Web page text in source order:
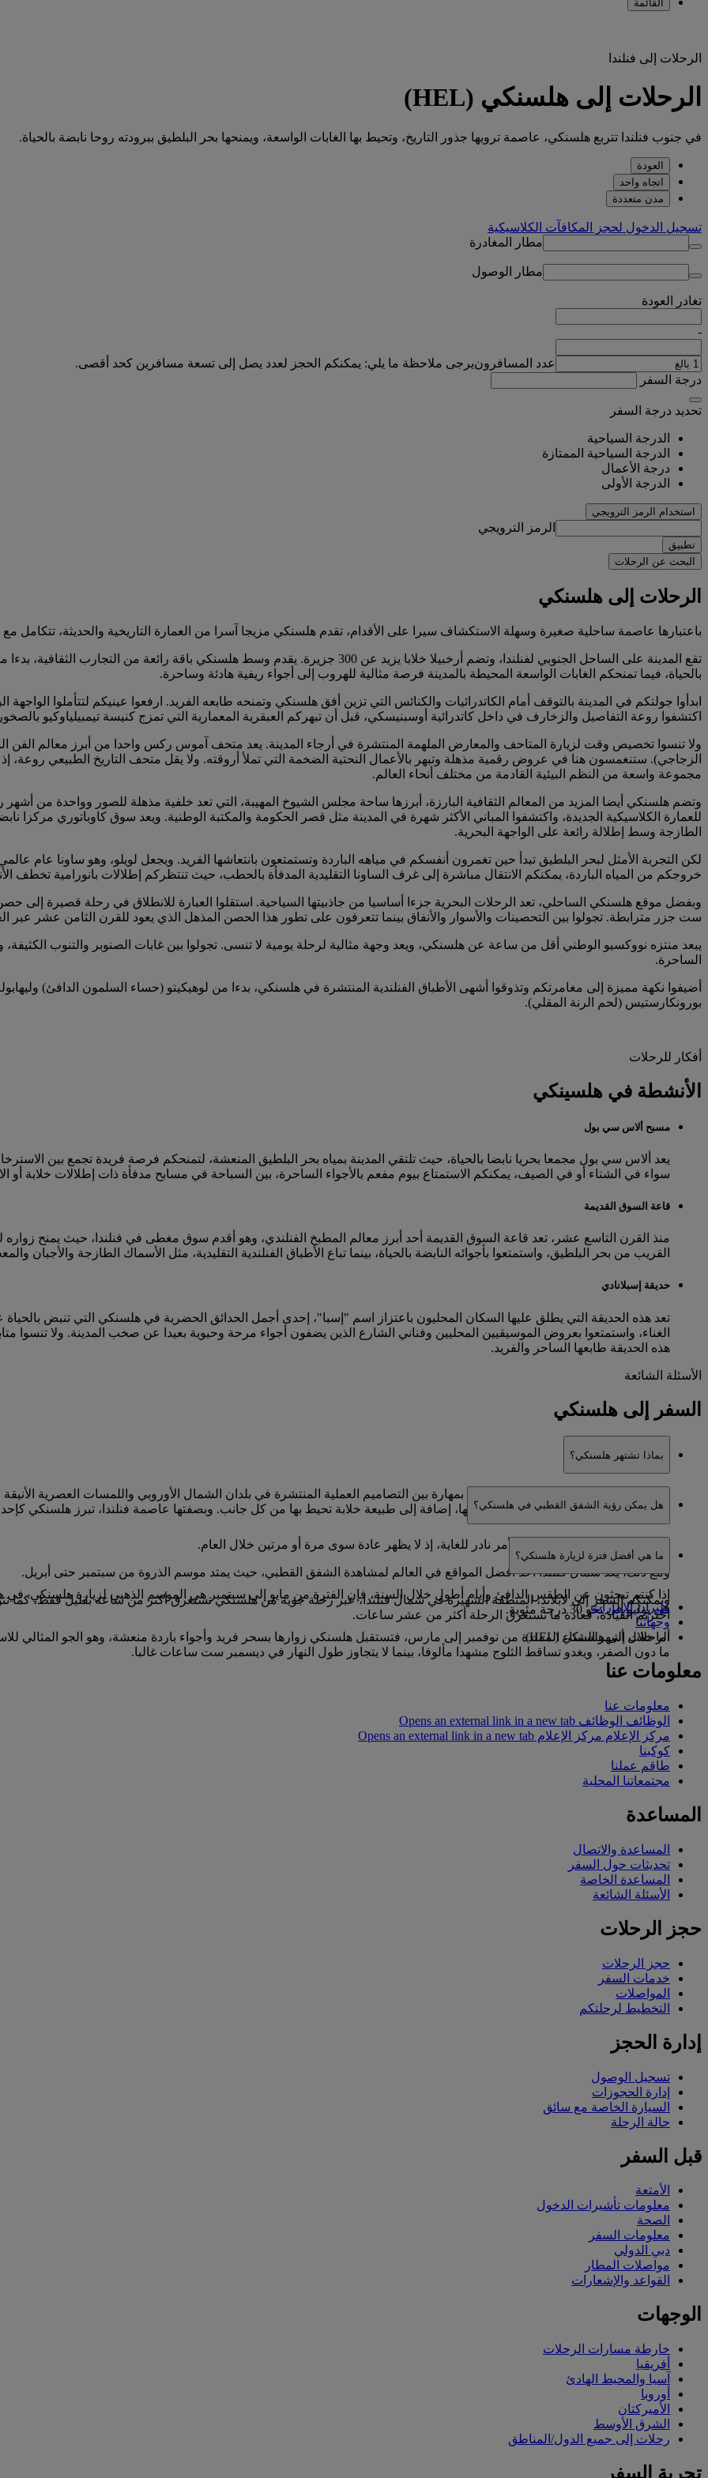
القائمة
الرحلات إلى فنلندا
الرحلات إلى هلسنكي (HEL)
في جنوب فنلندا تتربع هلسنكي، عاصمة ترويها جذور التاريخ، وتحيط بها الغابات الواسعة، ويمنحها بحر البلطيق ببرودته روحا نابضة بالحياة.
العودة
اتجاه واحد
مدن متعددة
تسجيل الدخول لحجز المكافآت الكلاسيكية
مطار المغادرة
مطار الوصول
تغادر العودة
-
عدد المسافرونيرجى ملاحظة ما يلي: يمكنكم الحجز لعدد يصل إلى تسعة مسافرين كحد أقصى.
درجة السفر
تحديد درجة السفر
الدرجة السياحية
الدرجة السياحية الممتازة
درجة الأعمال
الدرجة الأولى
استخدام الرمز الترويجي
الرمز الترويجي
تطبيق
البحث عن الرحلات
الرحلات إلى هلسنكي
باعتبارها عاصمة ساحلية صغيرة وسهلة الاستكشاف سيرا على الأقدام، تقدم هلسنكي مزيجا آسرا من العمارة التاريخية والحديثة، تتكامل
تقع المدينة على الساحل الجنوبي لفنلندا، وتضم أرخبيلا خلابا يزيد عن 300 جزيرة. يقدم وسط هلسنكي
بالحياة، فيما تمنحكم الغابات الواسعة المحيطة بالمدينة فرصة مثالية للهروب إلى أجواء ريفية هادئة وساحرة.
ابدأوا جولتكم في المدينة بالتوقف أمام الكاتدرائيات والكنائس التي تزين أفق هلسنكي وتمنحه طابعه الفريد. ارفعوا عينيكم لتتأملوا
اكتشفوا روعة التفاصيل والزخارف في داخل كاتدرائية أوسبنيسكي، قبل أن تبهركم العبقرية المعمارية التي تمزج كنيسة تيمبيلياوكيو
ولا تنسوا تخصيص وقت لزيارة المتاحف والمعارض الملهمة المنتشرة في أرجاء المدينة. يعد متحف آموس ركس واحدا من أبرز معالم الفن
الزجاجي). ستنغمسون هنا في عروض رقمية مذهلة وتبهر بالأعمال النحتية الضخمة التي تملأ أروقته. ولا يقل متحف التاريخ الطبيعي روعة،
مجموعة واسعة من النظم البيئية القادمة من مختلف أنحاء العالم.
وتضم هلسنكي أيضا المزيد من المعالم الثقافية البارزة، أبرزها ساحة مجلس الشيوخ المهيبة، التي تعد خلفية مذهلة للصور وواحدة من
للعمارة الكلاسيكية الجديدة، واكتشفوا المباني الأكثر شهرة في المدينة مثل قصر الحكومة والمكتبة الوطنية. ويعد سوق كاوباتوري مركزا
الطازجة وسط إطلالة رائعة على الواجهة البحرية.
لكن التجربة الأمثل لبحر البلطيق تبدأ حين تغمرون أنفسكم في مياهه الباردة وتستمتعون بانتعاشها الفريد. ويجعل لويلو، وهو ساونا عام
خروجكم من المياه الباردة، يمكنكم الانتقال مباشرة إلى غرف الساونا التقليدية المدفأة بالحطب، حيث تنتظركم إطلالات بانورامية تخطف
وبفضل موقع هلسنكي الساحلي، تعد الرحلات البحرية جزءا أساسيا من جاذبيتها السياحية. استقلوا العبارة للانطلاق في رحلة قصيرة إلى حصن
ست جزر مترابطة. تجولوا بين التحصينات والأسوار والأنفاق بينما تتعرفون على تطور هذا الحصن المذهل الذي يعود للقرن الثامن عشر عبر
يبعد منتزه نووكسيو الوطني أقل من ساعة عن هلسنكي، ويعد وجهة مثالية لرحلة يومية لا تنسى. تجولوا بين غابات الصنوبر والتنوب الكثيفة،
الساحرة.
أضيفوا نكهة مميزة إلى مغامرتكم وتذوقوا أشهى الأطباق الفنلندية المنتشرة في هلسنكي، بدءا من لوهيكيتو (حساء السلمون الدافئ)
بورونكارستيس (لحم الرنة المقلي).
أفكار للرحلات
الأنشطة في هلسينكي
مسبح ألاس سي بول
يعد ألاس سي بول مجمعا بحريا نابضا بالحياة، حيث تلتقي المدينة بمياه بحر البلطيق المنعشة، لتمنحكم فرصة فريدة تجمع بين
سواء في الشتاء أو في الصيف، يمكنكم الاستمتاع بيوم مفعم بالأجواء الساحرة، بين السباحة في مسابح مدفأة ذات إطلالات خلابة
قاعة السوق القديمة
منذ القرن التاسع عشر، تعد قاعة السوق القديمة أحد أبرز معالم المطبخ الفنلندي، وهو أقدم سوق مغطى في فنلندا، حيث يمنح زواره
القريب من بحر البلطيق، واستمتعوا بأجوائه النابضة بالحياة، بينما تباع الأطباق الفنلندية التقليدية، مثل الأسماك الطازجة والأجبان
حديقة إسبلانادي
تعد هذه الحديقة التي يطلق عليها السكان المحليون باعتزاز اسم "إسبا"، إحدى أجمل الحدائق الحضرية في هلسنكي التي تنبض
الغناء، واستمتعوا بعروض الموسيقيين المحليين وفناني الشارع الذين يضفون أجواء مرحة وحيوية بعيدا عن صخب المدينة. ولا تنسوا
هذه الحديقة طابعها الساحر والفريد.
الأسئلة الشائعة
السفر إلى هلسنكي
بماذا تشتهر هلسنكي؟
تتفرد هلسنكي بعمارتها اللافتة التي تمزج بمهارة بين التصاميم العملية المنتشرة في بلدان الشمال الأوروبي واللمسات العصرية
وثقافة ساونا متأصلة في نمط حياة سكانها، إضافة إلى طبيعة خلابة تحيط بها من كل جانب. وبصفتها عاصمة فنلندا، تبرز هلسنكي كإحدى
هل يمكن رؤية الشفق القطبي في هلسنكي؟
قد يحالفكم الحظ برؤيته، لكن الأمر نادر للغاية، إذ لا يظهر عادة سوى مرة أو مرتين خلال العام.
ومع ذلك، يعد شمال فنلندا أحد أفضل المواقع في العالم لمشاهدة الشفق القطبي، حيث يمتد موسم الذروة من سبتمبر حتى أبريل.
اخترتم القيادة، فعادة ما تستغرق الرحلة أكثر من عشر ساعات.
ما هي أفضل فترة لزيارة هلسنكي؟
في يوليو إلى نحو 30 درجة مئوية.
أما خلال أشهر الشتاء الممتدة من نوفمبر إلى مارس، فتستقبل هلسنكي زوارها بسحر فريد وأجواء باردة منعشة، وهو الجو المثالي
ما دون الصفر، ويغدو تساقط الثلوج مشهدا مألوفا، بينما لا يتجاوز طول النهار في ديسمبر ست ساعات غالبا.
طيران الإمارات
وجهاتنا
الرحلات إلى هلسنكي (HEL)
معلومات عنا
معلومات عنا
الوظائف الوظائف Opens an external link in a new tab
مركز الإعلام مركز الإعلام Opens an external link in a new tab
كوكبنا
طاقم عملنا
مجتمعاتنا المحلية
المساعدة
المساعدة والاتصال
تحديثات حول السفر
المساعدة الخاصة
الأسئلة الشائعة
حجز الرحلات
حجز الرحلات
خدمات السفر
المواصلات
التخطيط لرحلتكم
إدارة الحجز
تسجيل الوصول
إدارة الحجوزات
السيارة الخاصة مع سائق
حالة الرحلة
قبل السفر
الأمتعة
معلومات تأشيرات الدخول
الصحة
معلومات السفر
دبي الدولي
مواصلات المطار
القواعد والإشعارات
الوجهات
خارطة مسارات الرحلات
أفريقيا
آسيا والمحيط الهادئ
أوروبا
الأميركتان
الشرق الأوسط
رحلات إلى جميع الدول/المناطق
تجربة السفر